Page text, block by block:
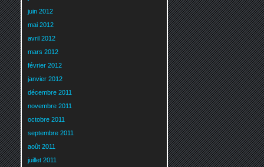
juin 2012
mai 2012
avril 2012
mars 2012
février 2012
janvier 2012
décembre 2011
novembre 2011
octobre 2011
septembre 2011
août 2011
juillet 2011